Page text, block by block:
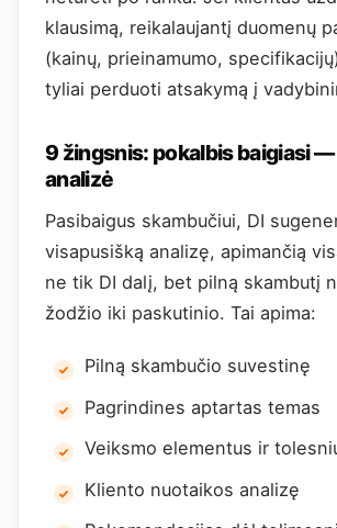
klausimą, reikalaujantį duomenų
(kainų, prieinamumo,
tyliai perduoti atsakymą į
9 žingsnis: pokalbis baigiasi —
analizė
Pasibaigus skambučiui, DI
visapusišką analizę, apimančią
ne tik DI dalį, bet pilną skambutį
žodžio iki paskutinio. Tai apima:
Pilną skambučio suvestinę
Pagrindines aptartas temas
Veiksmo elementus ir
Kliento nuotaikos analizę